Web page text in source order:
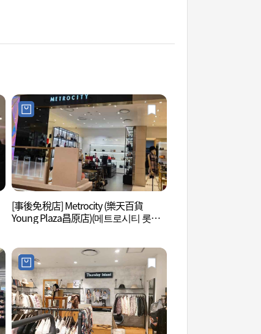
[事後免稅店] Metrocity (樂天百貨
Young Plaza昌原店)(메트로시티 롯데